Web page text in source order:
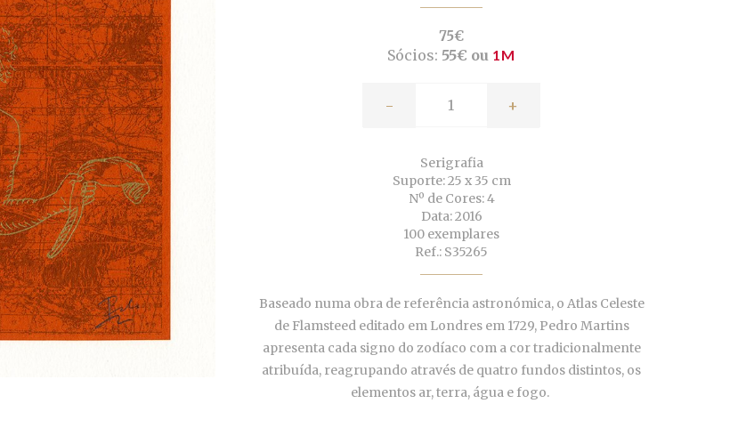
75€
Sócios: 55€ ou 1M
- +
Serigrafia
Suporte: 25 x 35 cm
Nº de Cores: 4
Data: 2016
100 exemplares
Ref.: S35265
Baseado numa obra de referência astronómica, o Atlas Celeste
de Flamsteed editado em Londres em 1729, Pedro Martins
apresenta cada signo do zodíaco com a cor tradicionalmente
atribuída, reagrupando através de quatro fundos distintos, os
elementos ar,terra, água e fogo.